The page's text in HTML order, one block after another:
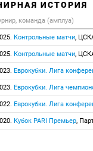
ИСТОРИЯ
команда (амплуа)
Контрольные матчи,
Контрольные матчи,
Еврокубки. Лига
Еврокубки. Лига
Еврокубки. Лига
Кубок PARI Премьер,